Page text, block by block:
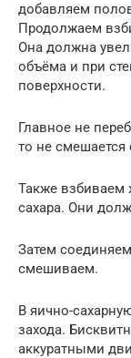
добавляем
Продолжаем
Она должна
объёма и при
поверхности.
Главное не
то не
Также взбиваем
сахара. Они
Затем
смешиваем.
В яично-
захода.
аккуратными